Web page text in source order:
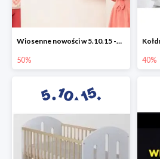
Wiosenne nowości w 5.10.15 -50%
50% 40%